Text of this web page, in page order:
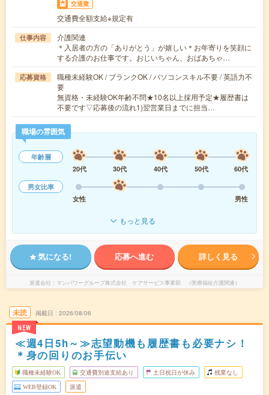
交通費
交通費全額支給※規定有
仕事内容
介護関連
＊入居者の方の「ありがとう」が嬉しい＊お年寄りを笑顔に
する介護のお仕事です。おじいちゃん、おばあちゃ…
応募資格
職種未経験OK / ブランクOK / パソコンスキル不要 / 英語力不
要
無資格・未経験OK年齢不問★10名以上採用予定★履歴書は
不要です▽応募後の流れ1)翌営業日までに担当…
職場の雰囲気
年齢層
20代
30代 40代 50代
60代
男女比率
女性
男性
もっと見る
気になる! 応募へ進む 詳しく見る
派遣会社 マンパワーグループ株式会社 ケアサービス事業部 （医療福祉介護関連）
未読
NEW
掲載日 2026/08/06
≪週4日5h～≫志望動機も履歴書も必要ナシ！
＊身の回りのお手伝い
職種未経験OK 交通費別途支給あり 土日祝日が休み 残業なし
WEB登録OK 派遣